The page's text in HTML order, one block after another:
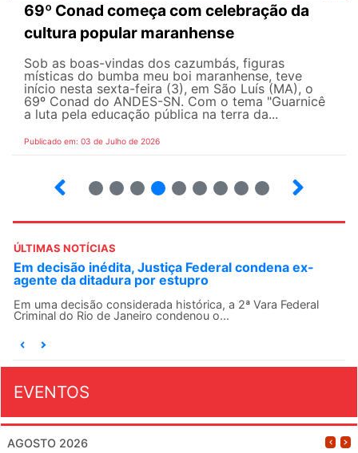
69º Conad começa com celebração da
cultura popular maranhense
Sob as boas-vindas dos cazumbás, figuras
místicas do bumba meu boi maranhense, teve
início nesta sexta-feira (3), em São Luís (MA), o
69º Conad do ANDES-SN. Com o tema "Guarnicê
a luta pela educação pública na terra da...
Publicado em: 03 de Julho de 2026
ÚLTIMAS NOTÍCIAS
Em decisão inédita, Justiça Federal condena ex-
agente da ditadura por estupro
Em uma decisão considerada histórica, a 2ª Vara Federal
Criminal do Rio de Janeiro condenou o...
EVENTOS
AGOSTO 2026